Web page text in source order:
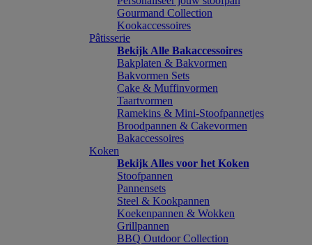
Gourmand Collection
Kookaccessoires
Pâtisserie
Bekijk Alle Bakaccessoires
Bakplaten & Bakvormen
Bakvormen Sets
Cake & Muffinvormen
Taartvormen
Ramekins & Mini-Stoofpannetjes
Broodpannen & Cakevormen
Bakaccessoires
Koken
Bekijk Alles voor het Koken
Stoofpannen
Pannensets
Steel & Kookpannen
Koekenpannen & Wokken
Grillpannen
BBQ Outdoor Collection